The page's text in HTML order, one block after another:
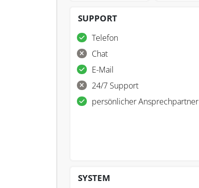
SUPPORT
Telefon
Chat
E-Mail
24/7 Support
persönlicher Ansprechpartner
SYSTEM